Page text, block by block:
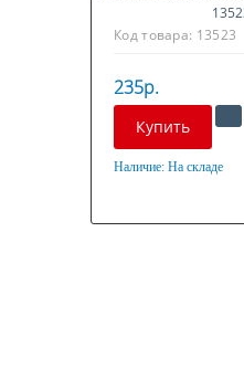
Код товара: 13523
235р.
Купить
Наличие: На складе